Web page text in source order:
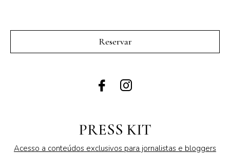
Reservar
PRESS KIT
Acesso a conteúdos exclusivos para jornalistas e bloggers